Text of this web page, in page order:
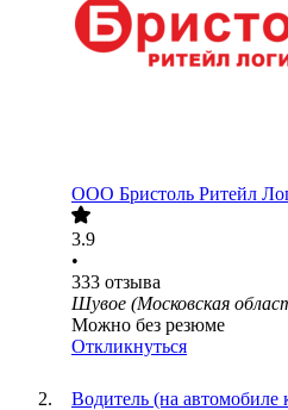
ООО Бристоль Ритейл
3.9
•
333 отзыва
Шувое (Московская
Можно без резюме
Откликнуться
Водитель (на автомобиле